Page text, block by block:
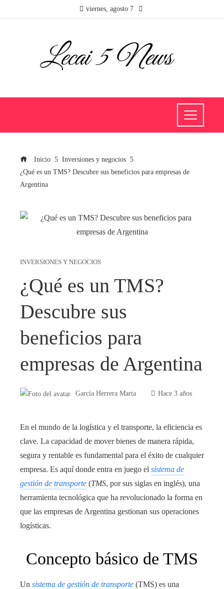
viernes, agosto 7
Inicio
Inversiones y negocios
¿Qué es un TMS? Descubre sus beneficios para empresas de
Argentina
INVERSIONES Y NEGOCIOS
¿Qué es un TMS?
Descubre sus
beneficios para
empresas de Argentina
García Herrera Marta Hace 3 años
En el mundo de la logística y el transporte, la eficiencia es
clave. La capacidad de mover bienes de manera rápida,
segura y rentable es fundamental para el éxito de cualquier
empresa. Es aquí donde entra en juego el sistema de
gestión de transporte (TMS, por sus siglas en inglés), una
herramienta tecnológica que ha revolucionado la forma en
que las empresas de Argentina gestionan sus operaciones
logísticas.
Concepto básico de TMS
Un sistema de gestión de transporte (TMS) es una